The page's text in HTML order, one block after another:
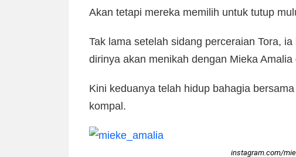
Akan tetapi mereka memilih untuk tutup
Tak lama setelah sidang perceraian Tora,
dirinya akan menikah dengan Mieka
Kini keduanya telah hidup bahagia
kompal.
instagram.com/